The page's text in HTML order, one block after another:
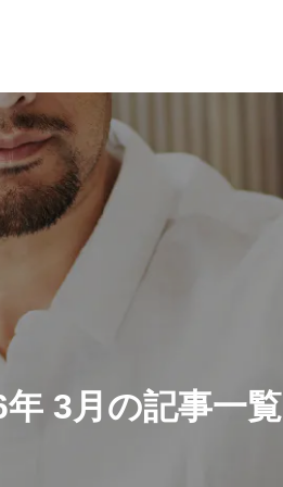
年 3月の記事一覧